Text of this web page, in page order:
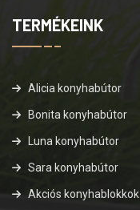
TERMÉKEINK
Alicia konyhabútor
Bonita konyhabútor
Luna konyhabútor
Sara konyhabútor
Akciós konyhablokkok